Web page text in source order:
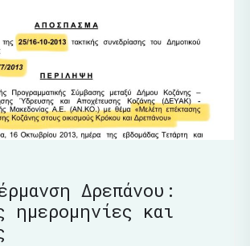
Δρεπάνου:
ημερομηνίες και